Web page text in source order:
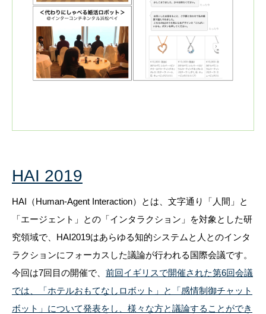
HAI 2019
HAI（Human-Agent Interaction）とは、文字通り「人間」と
「エージェント」との「インタラクション」を対象とした研
究領域で、HAI2019はあらゆる知的システムと人とのインタ
ラクションにフォーカスした議論が行われる国際会議です。
今回は7回目の開催で、 前回イギリスで開催された第6回会議
では、「ホテルおもてなしロボット」と「感情制御チャット
ボット」について発表をし、様々な方と議論することができ